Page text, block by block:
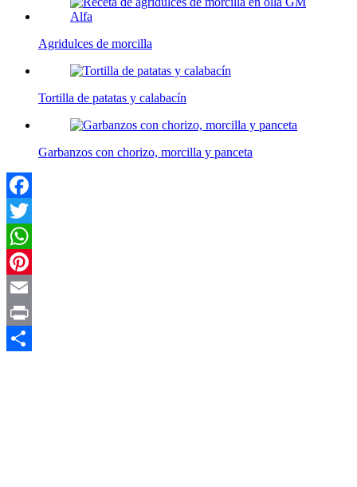
Agridulces de morcilla
Tortilla de patatas y calabacín
Garbanzos con chorizo, morcilla y panceta
Facebook
Twitter
WhatsApp
Pinterest
Email
Print